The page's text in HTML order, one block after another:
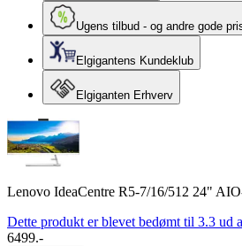
Ugens tilbud - og andre gode
Elgigantens Kundeklub
Elgiganten Erhverv
Lenovo IdeaCentre R5-7/16/512 24"
Dette produkt er blevet bedømt til 3.3 ud
6499.-